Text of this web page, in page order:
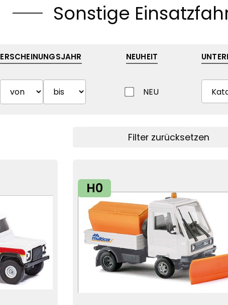
Sonstige
ERSCHEINUNGSJAHR NEUHEIT
NEU
Filter anzeigen
Filter zurücksetzen
H0